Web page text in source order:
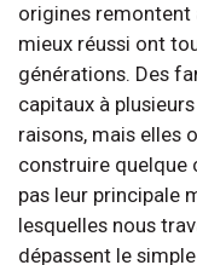
origines remontent
mieux réussi ont
générations. Des
capitaux à
raisons, mais elles
construire quelque
pas leur principale
lesquelles nous
dépassent le